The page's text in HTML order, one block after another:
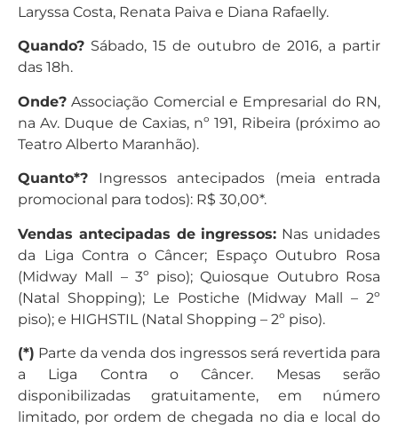
Laryssa Costa, Renata Paiva e Diana Rafaelly.
Quando? Sábado, 15 de outubro de 2016, a partir
das 18h.
Onde? Associação Comercial e Empresarial do RN,
na Av. Duque de Caxias, nº 191, Ribeira (próximo ao
Teatro Alberto Maranhão).
Quanto*? Ingressos antecipados (meia entrada
promocional para todos): R$ 30,00*.
Vendas antecipadas de ingressos: Nas unidades
da Liga Contra o Câncer; Espaço Outubro Rosa
(Midway Mall – 3º piso); Quiosque Outubro Rosa
(Natal Shopping); Le Postiche (Midway Mall – 2º
piso); e HIGHSTIL (Natal Shopping – 2º piso).
(*) Parte da venda dos ingressos será revertida para
a Liga Contra o Câncer. Mesas serão
disponibilizadas gratuitamente, em número
limitado, por ordem de chegada no dia e local do